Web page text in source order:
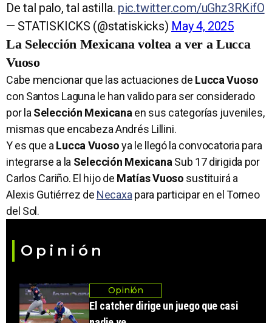
De tal palo, tal astilla. pic.twitter.com/uGhz3RKifO
— STATISKICKS (@statiskicks) May 4, 2025
La Selección Mexicana voltea a ver a Lucca
Vuoso
Cabe mencionar que las actuaciones de Lucca Vuoso
con Santos Laguna le han valido para ser considerado
por laSelección Mexicanaen sus categorías juveniles,
mismas que encabeza Andrés Lillini.
Y es que aLucca Vuosoya le llegó la convocatoria para
integrarse a la Selección MexicanaSub 17 dirigida por
Carlos Cariño. El hijo de Matías Vuoso sustituirá a
Alexis Gutiérrez de Necaxapara participar en el Torneo
del Sol.
Opinión
Opinión
El catcher dirige un juego que casi